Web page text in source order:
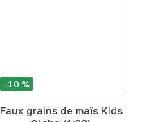
-10 %
Faux grains de maïs Kids